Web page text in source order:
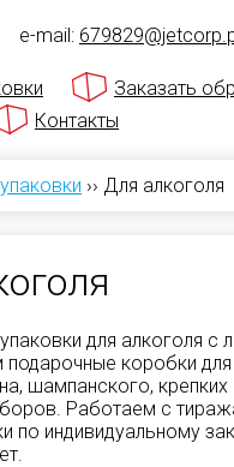
e-mail:
Заказать
Контакты
›› Для алкоголя
для алкоголя с
подарочные коробки
шампанского, крепких
Работаем с
по индивидуальному